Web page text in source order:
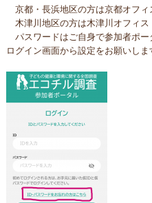
京都・長浜地区の方は京都オフィ
木津川地区の方は木津川オフィス
パスワードはご自身で参加者ポー
ログイン画面から設定をお願いしま